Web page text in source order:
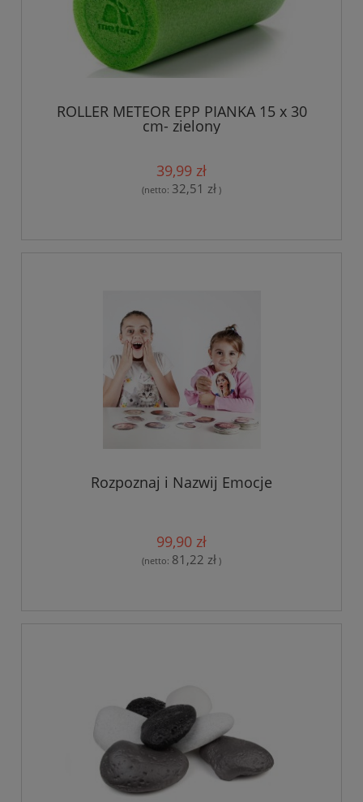
ROLLER METEOR EPP PIANKA 15 x 30
cm- zielony
39,99 zł
(netto: 32,51 zł )
Rozpoznaj i Nazwij Emocje
99,90 zł
(netto: 81,22 zł )